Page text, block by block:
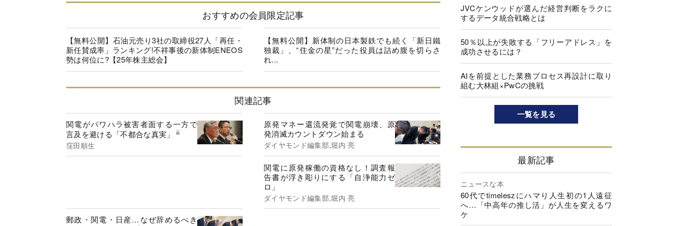
おすすめの会員限定記事
【無料公開】石油元売り3社の取締役27人「再任・
新任賛成率」ランキング!不祥事後の新体制ENEOS
勢は何位に?【25年株主総会】
【無料公開】新体制の日本製鉄でも続く「新日鐵
独裁」、“住金の星”だった役員は詰め腹を切らさ
れ...
関連記事
関電がパワハラ被害者面する一方で
言及を避ける「不都合な真実」
窪田順生
原発マネー還流発覚で関電崩壊、原
発消滅カウントダウン始まる
ダイヤモンド編集部,堀内 亮
関電に原発稼働の資格なし！調査報
告書が浮き彫りにする「自浄能力ゼ
ロ」
ダイヤモンド編集部,堀内 亮
郵政・関電・日産…なぜ辞めるべき
JVCケンウッドが選んだ経営判断をラクに
するデータ統合戦略とは
50％以上が失敗する「フリーアドレス」を
成功させるには？
AIを前提とした業務プロセス再設計に取り
組む大林組×PwCの挑戦
一覧を見る
最新記事
ニュースな本
60代でtimeleszにハマり人生初の1人遠征
へ…「中高年の推し活」が人生を変えるワ
ケ